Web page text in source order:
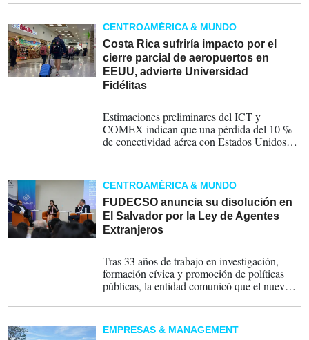
cuando permaneció paralizado durante 35
días durante el primer mandato de Donald
Trump.
CENTROAMÉRICA & MUNDO
Costa Rica sufriría impacto por el
cierre parcial de aeropuertos en
EEUU, advierte Universidad
Fidélitas
Estimaciones preliminares del ICT y
COMEX indican que una pérdida del 10 %
de conectividad aérea con Estados Unidos
US$20 millones en impacto económico,
considerando turismo y exportaciones.
CENTROAMÉRICA & MUNDO
FUDECSO anuncia su disolución en
El Salvador por la Ley de Agentes
Extranjeros
Tras 33 años de trabajo en investigación,
formación cívica y promoción de políticas
públicas, la entidad comunicó que el nuevo
continuidad.
EMPRESAS & MANAGEMENT